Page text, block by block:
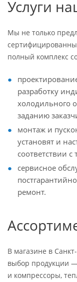
Услуги
Мы не только
полный комплекс
разработку
холодильного
заданию
монтаж и
установят и
соответствии
сервисное
ремонт.
В магазине в
выбор продукции
и компрессоры,